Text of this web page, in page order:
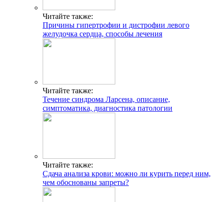
Читайте также:
Причины гипертрофии и дистрофии левого
желудочка сердца, способы лечения
Читайте также:
Течение синдрома Ларсена, описание,
симптоматика, диагностика патологии
Читайте также:
Сдача анализа крови: можно ли курить перед ним,
чем обоснованы запреты?